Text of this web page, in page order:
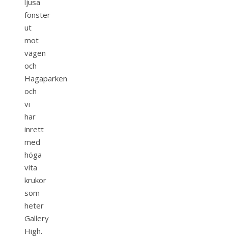
ljusa
fönster
ut
mot
vägen
och
Hagaparken
och
vi
har
inrett
med
höga
vita
krukor
som
heter
Gallery
High.